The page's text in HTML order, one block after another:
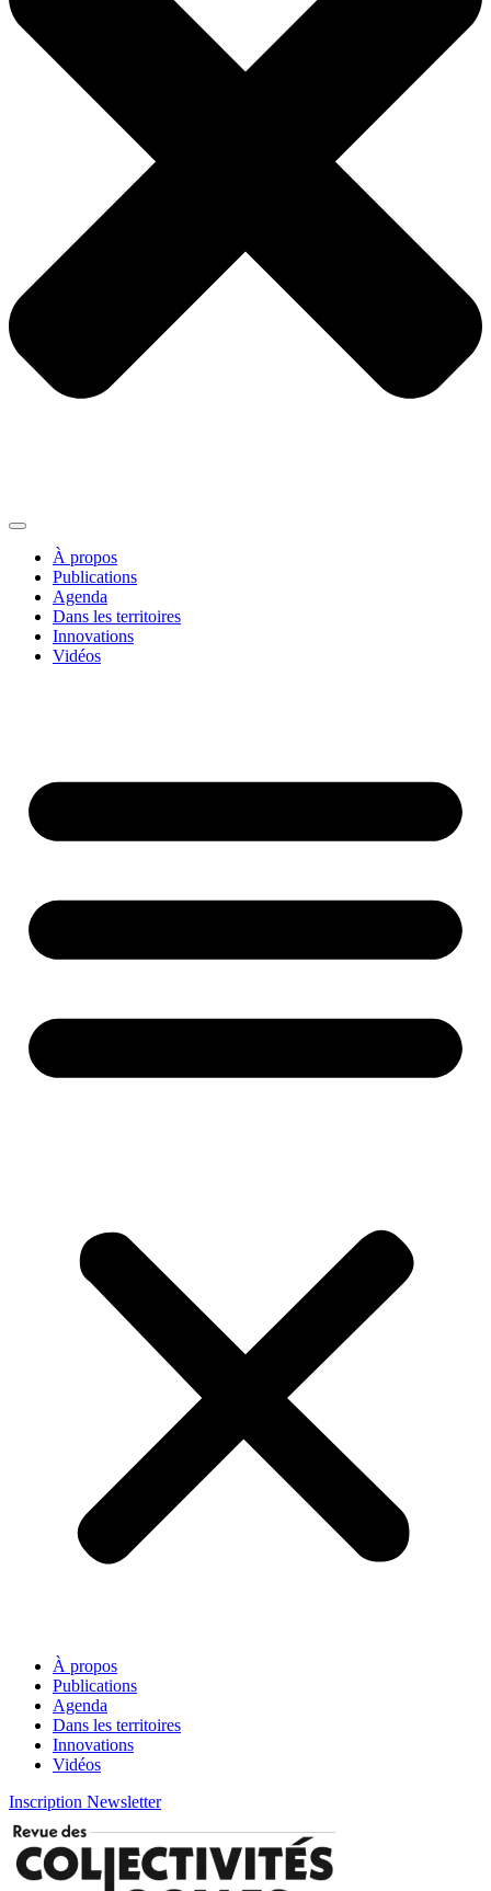
À propos
Publications
Agenda
Dans les territoires
Innovations
Vidéos
À propos
Publications
Agenda
Dans les territoires
Innovations
Vidéos
Inscription Newsletter